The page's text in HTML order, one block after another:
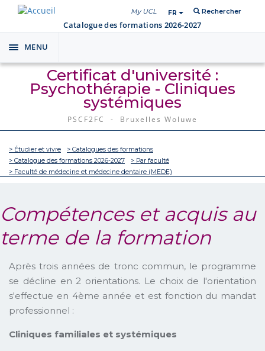
My UCL FR Rechercher
Catalogue des formations 2026-2027
Toggle
navigation
MENU
Certificat d'université :
Psychothérapie - Cliniques
systémiques
PSCF2FC - Bruxelles Woluwe
> Étudier et vivre
> Catalogues des formations
> Catalogue des formations 2026-2027
> Par faculté
> Faculté de médecine et médecine dentaire (MEDE)
Compétences et acquis au
terme de la formation
Après trois années de tronc commun, le programme
se décline en 2 orientations. Le choix de l'orientation
s'effectue en 4ème année et est fonction du mandat
professionnel :
Cliniques familiales et systémiques